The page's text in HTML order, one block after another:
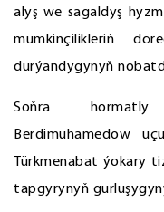
alyş we sagaldyş
mümkinçilikleriň
durýandygynyň
Soňra hormatly
Berdimuhamedow
Türkmenabat ýokary
tapgyrynyň